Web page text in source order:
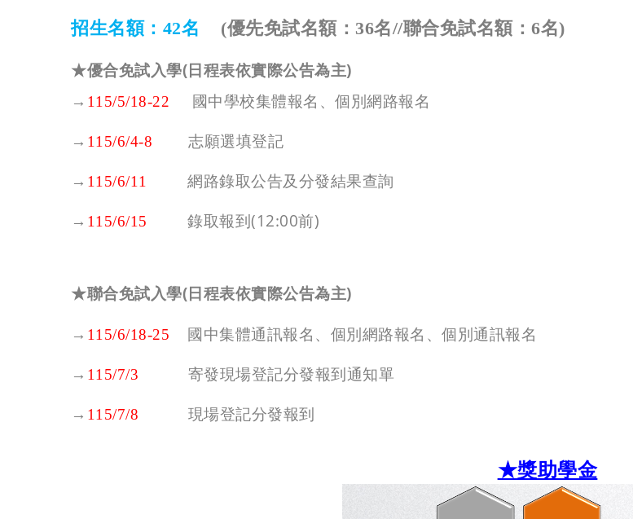
招生名額： 42名 (優先免試名額： 36名//聯合免試名額： 6名)
★優合免試入學(日程表依實際公告為主)
→ 115/5/18-22
國中學校集體報名、個別網路報名
→ 115/6/4-8
志願選填登記
→ 115/6/11
網路錄取公告及分發結果查詢
→ 115/6/15 錄取報到(12:00前)
★聯合免試入學(日程表依實際公告為主)
→ 115/6/18-25
國中集體通訊報名、個別網路報名、個別通訊報名
→ 115/7/3
寄發現場登記分發報到通知單
→ 115/7/8 現場登記分發報到
★獎助學金